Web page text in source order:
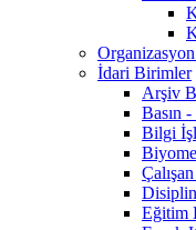
Organizasyon
İdari Birimler
Arşiv
Basın
Bilgi
Eğitim